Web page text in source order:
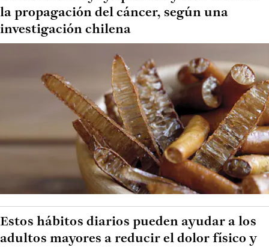
la propagación del cáncer, según una
investigación chilena
Estos hábitos diarios pueden ayudar a los
adultos mayores a reducir el dolor físico y